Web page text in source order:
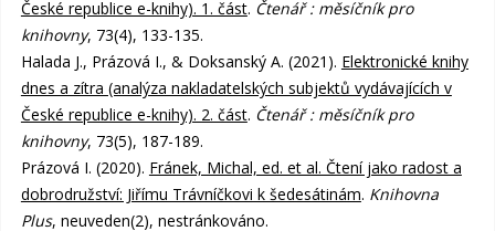
České republice e-knihy). 1. část. Čtenář : měsíčník pro
knihovny, 73(4), 133-135.
Halada J., Prázová I., & Doksanský A. (2021). Elektronické knihy
dnes a zítra (analýza nakladatelských subjektů vydávajících v
České republice e-knihy). 2. část. Čtenář : měsíčník pro
knihovny, 73(5), 187-189.
Prázová I. (2020). Fránek, Michal, ed. et al. Čtení jako radost a
dobrodružství: Jiřímu Trávníčkovi k šedesátinám. Knihovna
Plus, neuveden(2), nestránkováno.